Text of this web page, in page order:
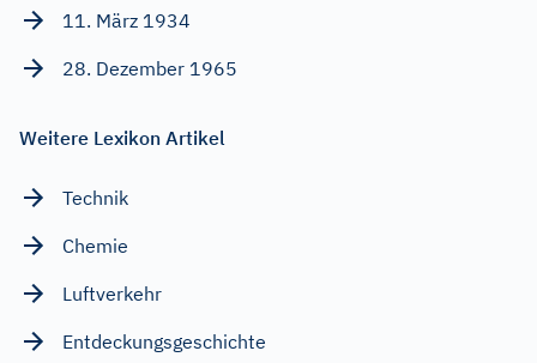
11. März 1934
28. Dezember 1965
Weitere Lexikon Artikel
Technik
Chemie
Luftverkehr
Entdeckungsgeschichte